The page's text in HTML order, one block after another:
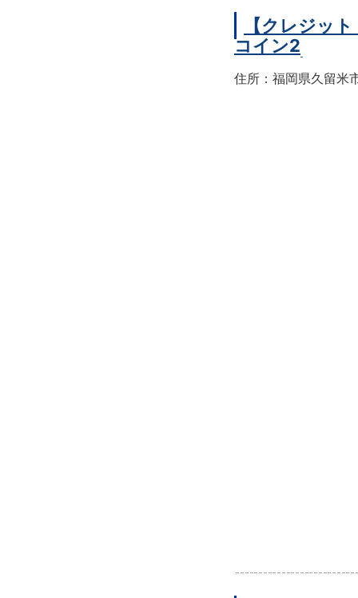
【クレジッ
コイン2
住所：福岡県久留米